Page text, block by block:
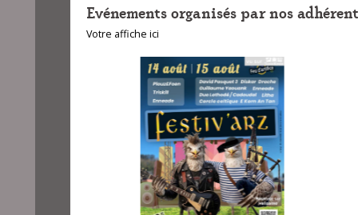
Evénements organisés par nos
Votre affiche ici